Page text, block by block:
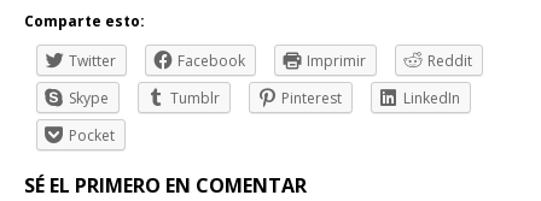
Comparte esto:
Twitter
Facebook Imprimir
Reddit
Skype
Tumblr Pinterest
LinkedIn
Pocket
SÉ EL PRIMERO EN COMENTAR